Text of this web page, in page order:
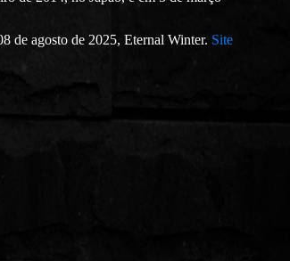
de agosto de 2025, Eternal Winter. Site